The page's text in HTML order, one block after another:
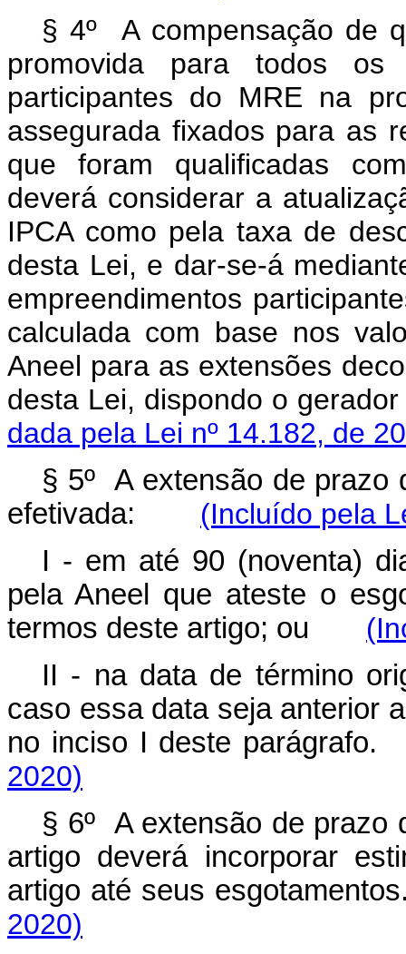
§ 4º A compensação de
promovida para todos os
participantes do MRE na
assegurada fixados para as
que foram qualificadas
deverá considerar a
IPCA como pela taxa de
desta Lei, e dar-se-á
empreendimentos
calculada com base nos
Aneel para as extensões
desta Lei, dispondo o
dada pela Lei nº 14.182, de
§ 5º A extensão de prazo
efetivada: (Incluído pela
I - em até 90 (noventa)
pela Aneel que ateste o
termos deste artigo; ou
II - na data de término
caso essa data seja anterior
no inciso I deste
2020)
§ 6º A extensão de prazo
artigo deverá incorporar
artigo até seus
2020)